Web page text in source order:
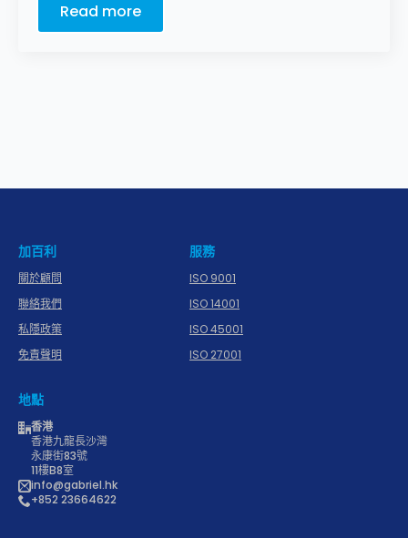
Read more
加百利
關於顧問
聯絡我們
私隱政策
免責聲明
服務
ISO 9001
ISO 14001
ISO 45001
ISO 27001
地點
香港
香港九龍長沙灣
永康街83號
11樓B8室
info@gabriel.hk
+852 23664622